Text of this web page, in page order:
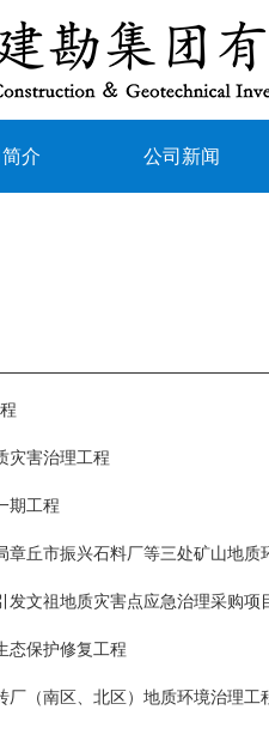
介 公司新闻
灾害治理工程
期工程
章丘市振兴石料厂等三处矿山地
发文祖地质灾害点应急治理采购项
态保护修复工程
厂（南区、北区）地质环境治理工